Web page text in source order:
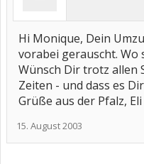
Hi Monique, Dein
vorabei gerauscht. Wo
Wünsch Dir trotz allen
Zeiten - und dass es
Grüße aus der Pfalz, Eli
15. August 2003